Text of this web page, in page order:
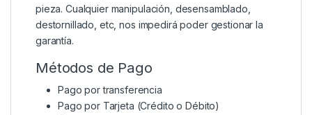
pieza. Cualquier manipulación, desensamblado,
destornillado, etc, nos impedirá poder gestionar la
garantía.
Métodos de Pago
Pago por transferencia
Pago por Tarjeta (Crédito o Débito)